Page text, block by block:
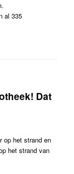
al 335
Dat
op het strand en
het strand van